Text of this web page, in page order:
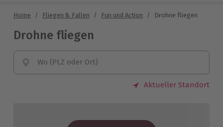
Home / Fliegen & Fallen / Fun und Action / Drohne fliegen
Drohne fliegen
Wo (PLZ oder Ort)
Aktueller Standort